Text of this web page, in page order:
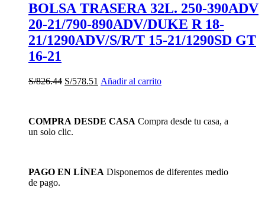
BOLSA TRASERA 32L. 250-390ADV
20-21/790-890ADV/DUKE R 18-
21/1290ADV/S/R/T 15-21/1290SD GT
16-21
S/826.44 El
S/826.44.
S/578.51 El
S/578.51.
Añadir al carrito
COMPRA DESDE CASA Compra desde tu casa, a
un solo clic.
PAGO EN LÍNEA Disponemos de diferentes medio
de pago.